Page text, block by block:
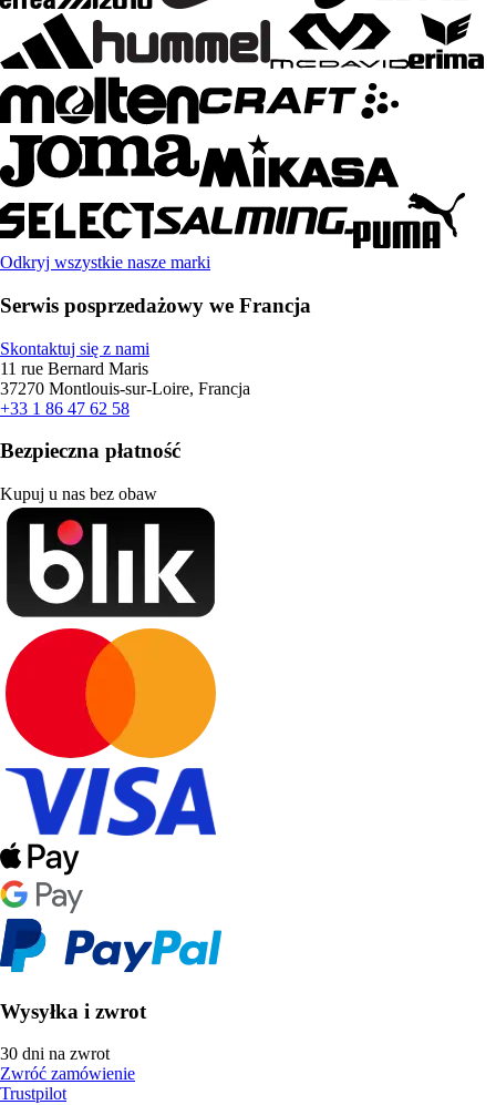
Odkryj wszystkie nasze marki
Serwis posprzedażowy we Francja
Skontaktuj się z nami
11 rue Bernard Maris
37270 Montlouis-sur-Loire, Francja
+33 1 86 47 62 58
Bezpieczna płatność
Kupuj u nas bez obaw
Wysyłka i zwrot
30 dni na zwrot
Zwróć zamówienie
Trustpilot